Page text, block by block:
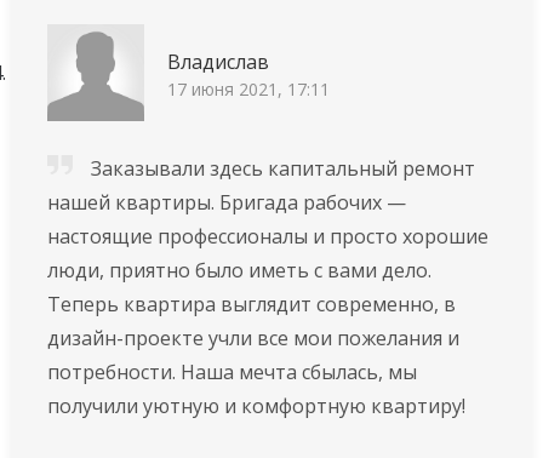
Владислав
17 июня 2021, 17:11
Заказывали здесь капитальный ремонт
нашей квартиры. Бригада рабочих —
настоящие профессионалы и просто хорошие
люди, приятно было иметь с вами дело.
Теперь квартира выглядит современно, в
дизайн-проекте учли все мои пожелания и
потребности. Наша мечта сбылась, мы
получили уютную и комфортную квартиру!